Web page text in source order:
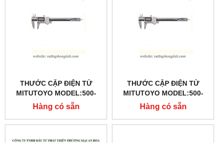
THƯỚC CẶP ĐIỆN TỬ
MITUTOYO MODEL:500-
702-10
Hàng có sẵn
THƯỚC CẶP ĐIỆN TỬ
MITUTOYO MODEL:500-
713-10
Hàng có sẵn